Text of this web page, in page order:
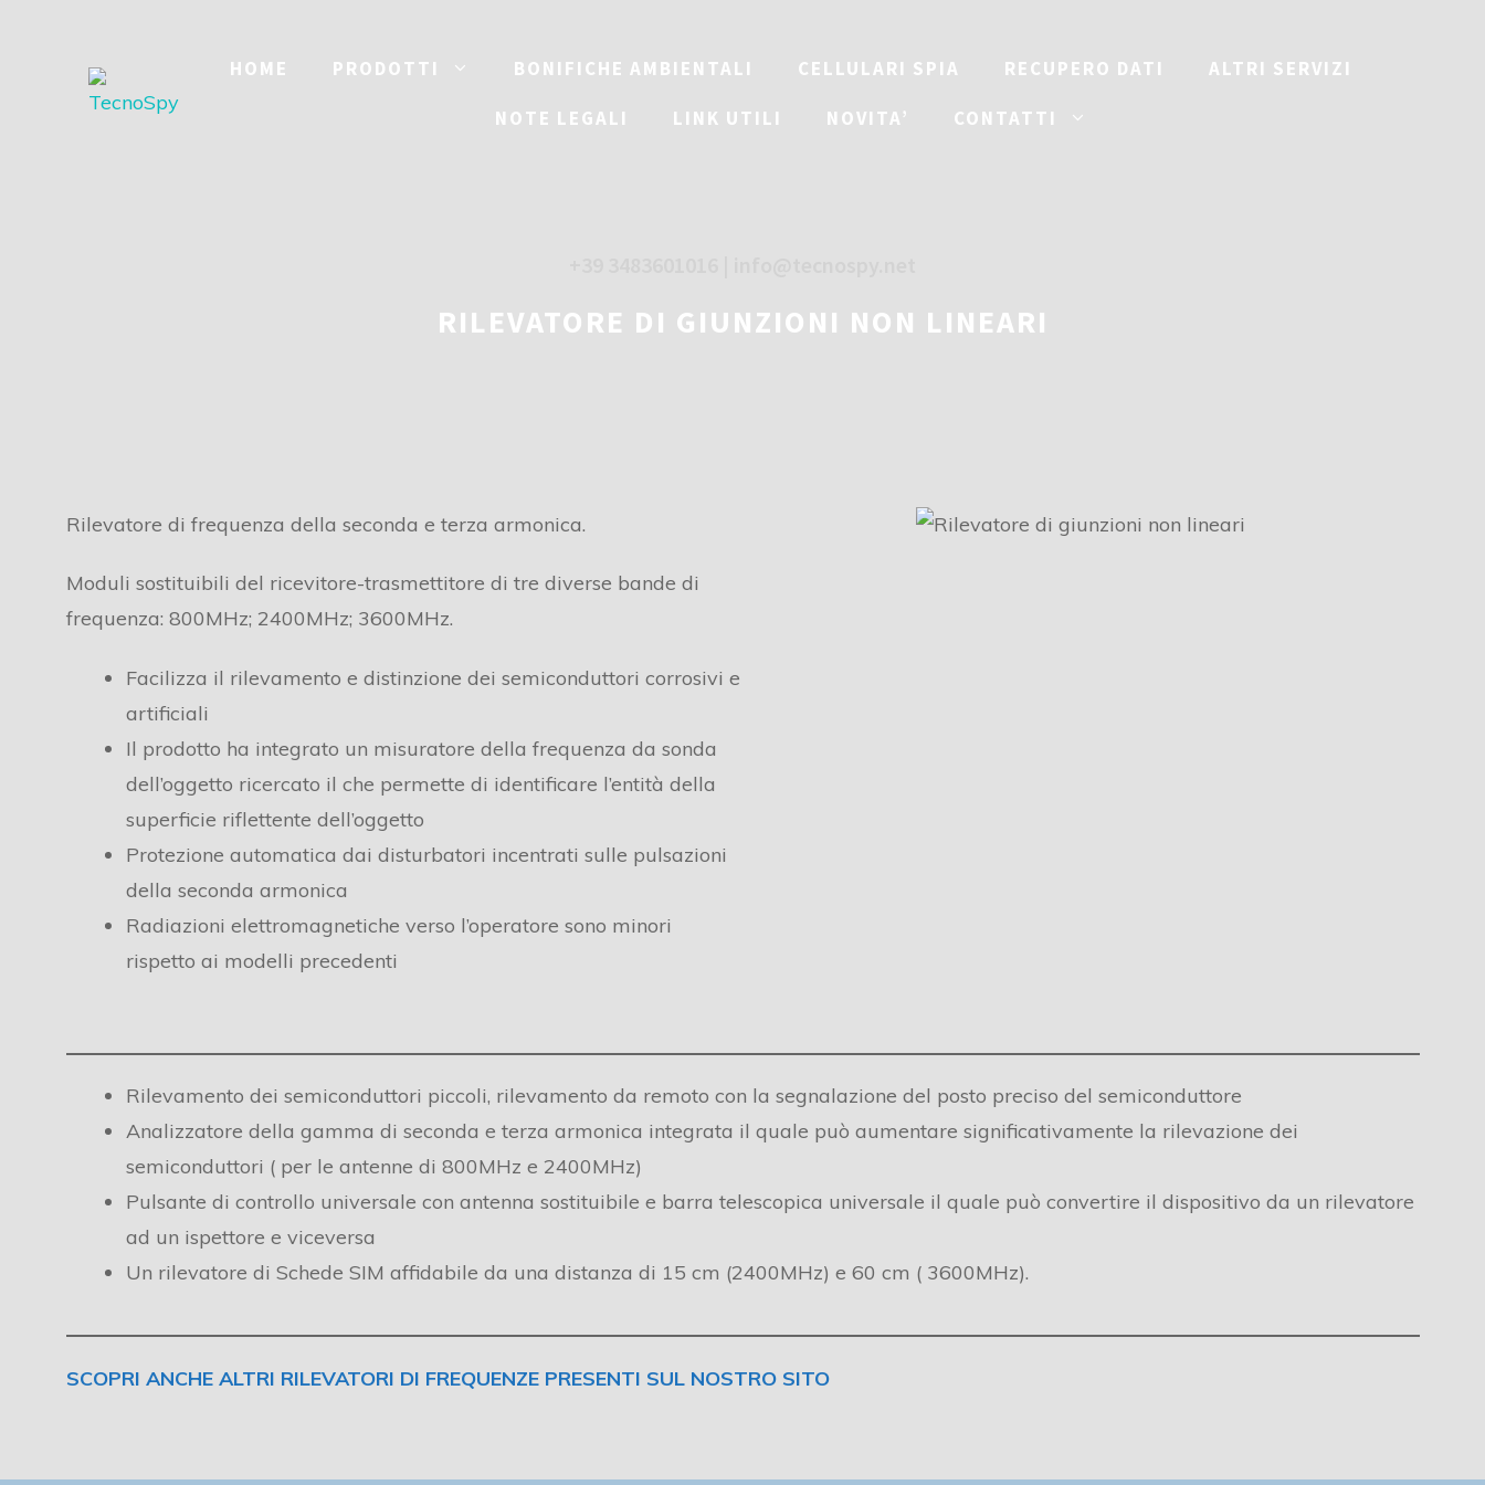
contenuto
HOME PRODOTTI BONIFICHE AMBIENTALI CELLULARI SPIA RECUPERO DATI ALTRI SERVIZI
NOTE LEGALI LINK UTILI NOVITA’ CONTATTI
RILEVATORE DI GIUNZIONI NON LINEARI
Rilevatore di frequenza della seconda e terza armonica.
Moduli sostituibili del ricevitore-trasmettitore di tre diverse bande di
frequenza: 800MHz; 2400MHz; 3600MHz.
Facilizza il rilevamento e distinzione dei semiconduttori corrosivi e
artificiali
Il prodotto ha integrato un misuratore della frequenza da sonda
dell’oggetto ricercato il che permette di identificare l’entità della
superficie riflettente dell’oggetto
Protezione automatica dai disturbatori incentrati sulle pulsazioni
della seconda armonica
Radiazioni elettromagnetiche verso l’operatore sono minori
rispetto ai modelli precedenti
Rilevamento dei semiconduttori piccoli, rilevamento da remoto con la segnalazione del posto preciso del semiconduttore
Analizzatore della gamma di seconda e terza armonica integrata il quale può aumentare significativamente la rilevazione dei
semiconduttori ( per le antenne di 800MHz e 2400MHz)
Pulsante di controllo universale con antenna sostituibile e barra telescopica universale il quale può convertire il dispositivo da un rilevatore
ad un ispettore e viceversa
Un rilevatore di Schede SIM affidabile da una distanza di 15 cm (2400MHz) e 60 cm ( 3600MHz).
SCOPRI ANCHE ALTRI RILEVATORI DI FREQUENZE PRESENTI SUL NOSTRO SITO